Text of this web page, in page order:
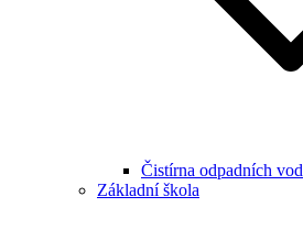
Čistírna odpadních vod
Základní škola